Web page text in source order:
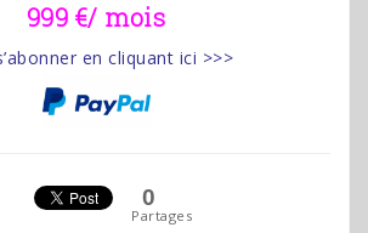
999 €/ mois
en cliquant ici >>>
0
Partages